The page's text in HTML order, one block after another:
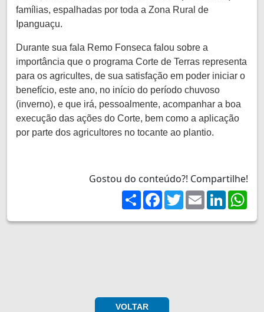
famílias, espalhadas por toda a Zona Rural de
Ipanguaçu.
Durante sua fala Remo Fonseca falou sobre a
importância que o programa Corte de Terras representa
para os agricultes, de sua satisfação em poder iniciar o
benefício, este ano, no início do período chuvoso
(inverno), e que irá, pessoalmente, acompanhar a boa
execução das ações do Corte, bem como a aplicação
por parte dos agricultores no tocante ao plantio.
Gostou do conteúdo?! Compartilhe!
ShareFacebook
TwitterEmailLinkedIn
VOLTAR